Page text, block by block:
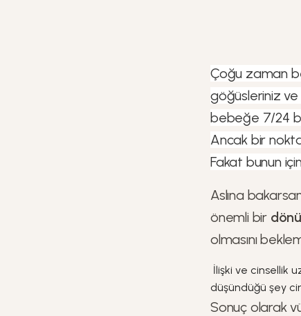
Çoğu zaman
göğüsleriniz ve
bebeğe 7/24
Ancak bir
Fakat bunun
Aslına
önemli bir
olmasını
İlişki ve cinsellik
düşündüğü şey
Sonuç olarak